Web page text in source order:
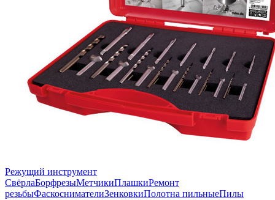
Режущий инструмент
СвёрлаБорфрезыМетчикиПлашкиРемонт
резьбыФаскоснимателиЗенковкиПолотна пильныеПилы